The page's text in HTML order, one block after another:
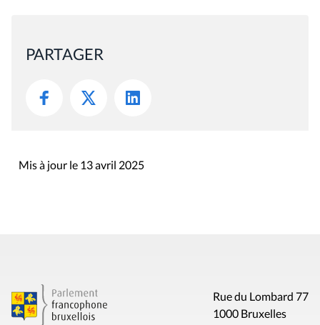
PARTAGER
Mis à jour le 13 avril 2025
Rue du Lombard 77
1000 Bruxelles